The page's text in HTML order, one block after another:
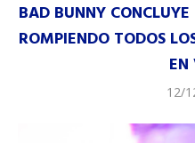
BAD BUNNY
ROMPIENDO TODOS
12/